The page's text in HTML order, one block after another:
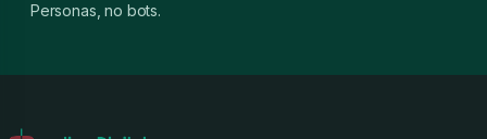
Personas, no bots.